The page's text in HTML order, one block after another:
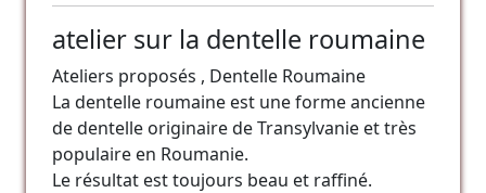
atelier sur la dentelle roumaine
Ateliers proposés , Dentelle Roumaine
La dentelle roumaine est une forme ancienne
de dentelle originaire de Transylvanie et très
populaire en Roumanie.
Le résultat est toujours beau et raffiné.